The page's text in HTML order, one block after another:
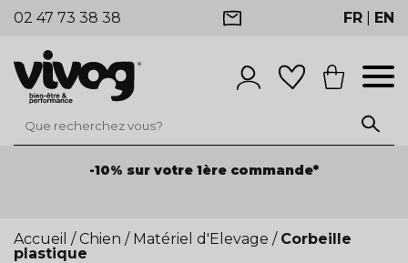
02 47 73 38 38 FR EN
-10% sur votre 1ère commande*
Accueil / Chien / Matériel d'Elevage / Corbeille
plastique